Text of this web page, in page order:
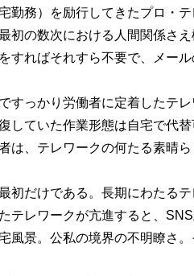
勤務）を励行してきたプロ・
初の数次における人間関係さ
すればそれすら不要で、メー
すっかり労働者に定着したテ
していた作業形態は自宅で代
は、テレワークの何たる素晴
初だけである。長期にわたる
テレワークが亢進すると、
風景。公私の境界の不明瞭さ